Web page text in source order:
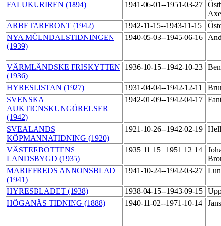
FALUKURIREN (1894)
1941-06-01--1951-03-27
ARBETARFRONT (1942)
1942-11-15--1943-11-15
NYA MÖLNDALSTIDNINGEN
(1939)
1940-05-03--1945-06-16
VÄRMLÄNDSKE FRISKYTTEN
(1936)
1936-10-15--1942-10-23
HYRESLISTAN (1927) 1931-04-04--1942-12-11
SVENSKA
AUKTIONSKUNGÖRELSER
(1942)
1942-01-09--1942-04-17
SVEALANDS
KÖPMANNATIDNING (1920)
1921-10-26--1942-02-19
VÄSTERBOTTENS
LANDSBYGD (1935)
1935-11-15--1951-12-14
MARIEFREDS ANNONSBLAD
(1941)
1941-10-24--1942-03-27
HYRESBLADET (1938) 1938-04-15--1943-09-15
HÖGANÄS TIDNING (1888)
1940-11-02--1971-10-14